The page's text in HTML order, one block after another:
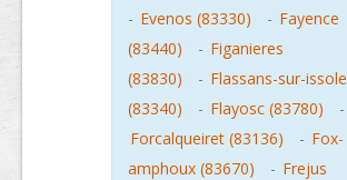
- Evenos (83330) - Fayence
(83440)
- Figanieres
(83830)
- Flassans-sur-issole
(83340)
- Flayosc (83780)
-
Forcalqueiret (83136)
- Fox-
amphoux (83670)
- Frejus